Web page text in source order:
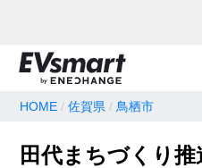
地名・観光スポット・住所
HOME 佐賀県 鳥栖市
田代まちづくり